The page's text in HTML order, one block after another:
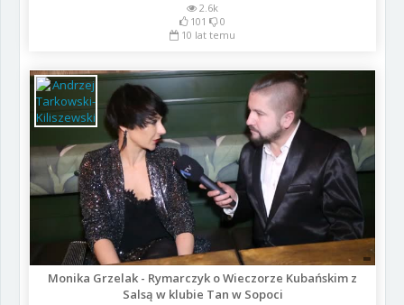
2.6k
101
0
10 lat temu
Monika Grzelak - Rymarczyk o Wieczorze Kubańskim z
Salsą w klubie Tan w Sopoci